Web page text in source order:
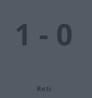
1 - 0
Reti